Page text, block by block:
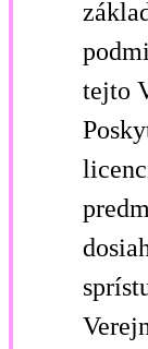
tejto